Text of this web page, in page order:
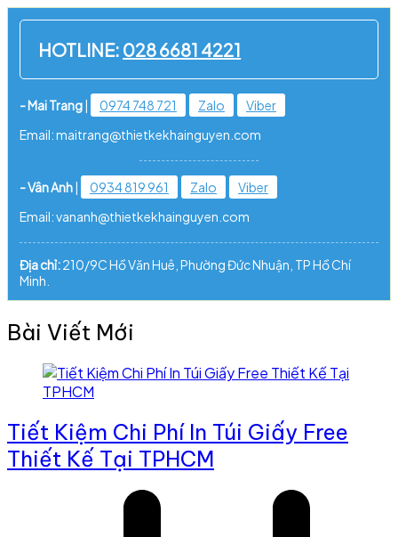
HOTLINE: 028 6681 4221
- Mai Trang| 0974 748 721 Zalo
Viber
Email: maitrang@thietkekhainguyen.com
- Vân Anh| 0934 819 961 Zalo
Viber
Email: vananh@thietkekhainguyen.com
Địa chỉ:210/9C Hồ Văn Huê, Phường Đức Nhuận, TP Hồ Chí
Minh.
Bài Viết Mới
Tiết Kiệm Chi Phí In Túi Giấy Free
Thiết Kế Tại TPHCM